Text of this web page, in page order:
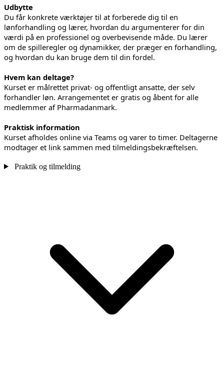
Udbytte
Du får konkrete værktøjer til at forberede dig til en
lønforhandling og lærer, hvordan du argumenterer for din
værdi på en professionel og overbevisende måde. Du lærer
om de spilleregler og dynamikker, der præger en forhandling,
og hvordan du kan bruge dem til din fordel.
Hvem kan deltage?
Kurset er målrettet privat- og offentligt ansatte, der selv
forhandler løn. Arrangementet er gratis og åbent for alle
medlemmer af Pharmadanmark.
Praktisk information
Kurset afholdes online via Teams og varer to timer. Deltagerne
modtager et link sammen med tilmeldingsbekræftelsen.
Praktik og tilmelding